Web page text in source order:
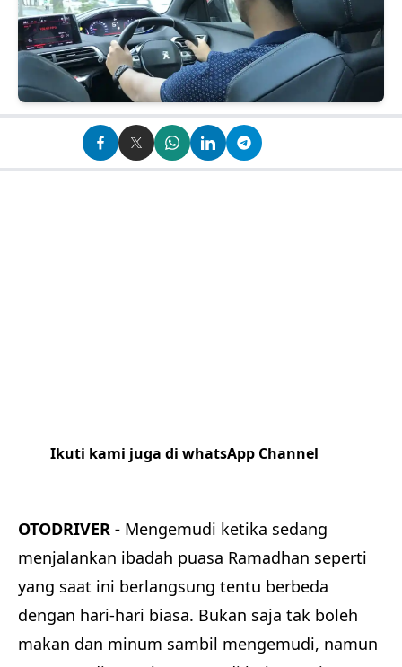
Ikuti kami juga di whatsApp Channel
OTODRIVER - Mengemudi ketika sedang
menjalankan ibadah puasa Ramadhan seperti
yang saat ini berlangsung tentu berbeda
dengan hari-hari biasa. Bukan saja tak boleh
makan dan minum sambil mengemudi, namun